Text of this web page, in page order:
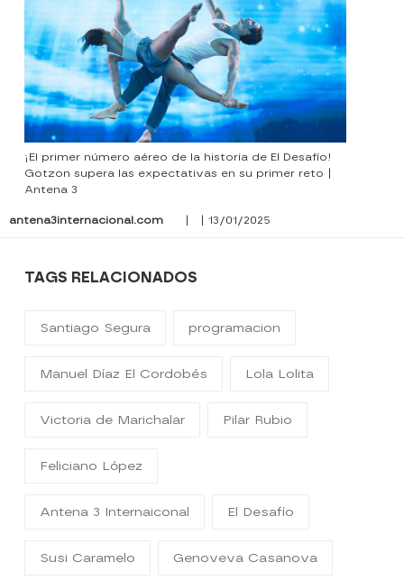
¡El primer número aéreo de la historia de El Desafío!
Gotzon supera las expectativas en su primer reto |
Antena 3
antena3internacional.com | | 13/01/2025
TAGS RELACIONADOS
Santiago Segura programacion
Manuel Díaz El Cordobés Lola Lolita
Victoria de Marichalar Pilar Rubio
Feliciano López
Antena 3 Internaiconal El Desafío
Susi Caramelo Genoveva Casanova